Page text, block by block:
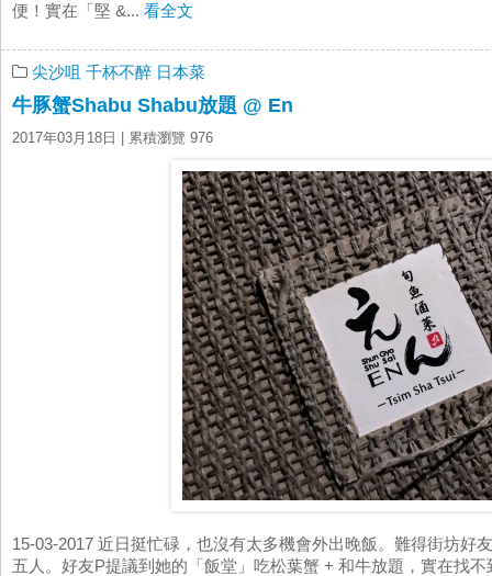
便！實在「堅 &... 看全文
尖沙咀 千杯不醉 日本菜
牛豚蟹Shabu Shabu放題 @ En
2017年03月18日 | 累積瀏覽 976
15-03-2017 近日挺忙碌，也沒有太多機會外出晚飯。難得街坊好
五人。好友P提議到她的「飯堂」吃松葉蟹 + 和牛放題，實在找